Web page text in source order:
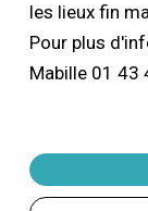
les lieux fin
Pour plus
Mabille 01 43